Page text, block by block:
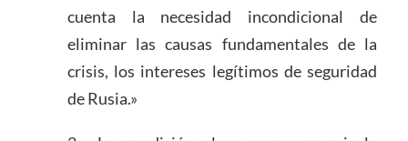
cuenta la necesidad incondicional de
eliminar las causas fundamentales de la
crisis, los intereses legítimos de seguridad
de Rusia.»